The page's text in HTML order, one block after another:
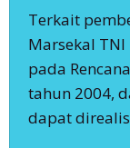
Terkait
Marsekal
pada
tahun 2004,
dapat